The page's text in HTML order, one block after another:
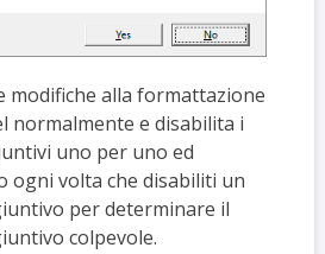
modifiche alla formattazione
normalmente e disabilita i
uno per uno ed
ogni volta che disabiliti un
per determinare il
colpevole.